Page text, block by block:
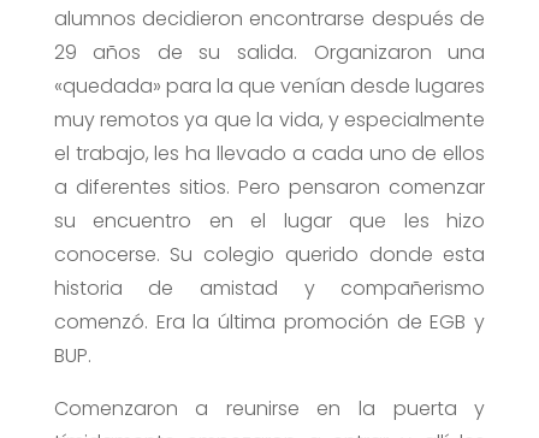
alumnos decidieron encontrarse después de
29 años de su salida. Organizaron una
«quedada» para la que venían desde lugares
muy remotos ya que la vida, y especialmente
el trabajo, les ha llevado a cada uno de ellos
a diferentes sitios. Pero pensaron comenzar
su encuentro en el lugar que les hizo
conocerse. Su colegio querido donde esta
historia de amistad y compañerismo
comenzó. Era la última promoción de EGB y
BUP.
Comenzaron a reunirse en la puerta y